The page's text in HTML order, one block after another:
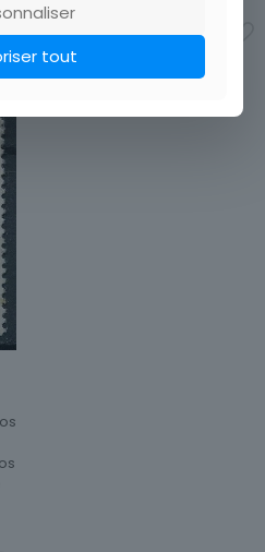
Ajouter au panier
tout